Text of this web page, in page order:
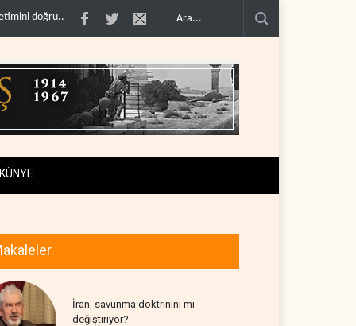
Çin'in petrol ithalatı on yıllık dipten sonra yükseldi..
KÜNYE
İran, savunma doktrinini mi
değiştiriyor?